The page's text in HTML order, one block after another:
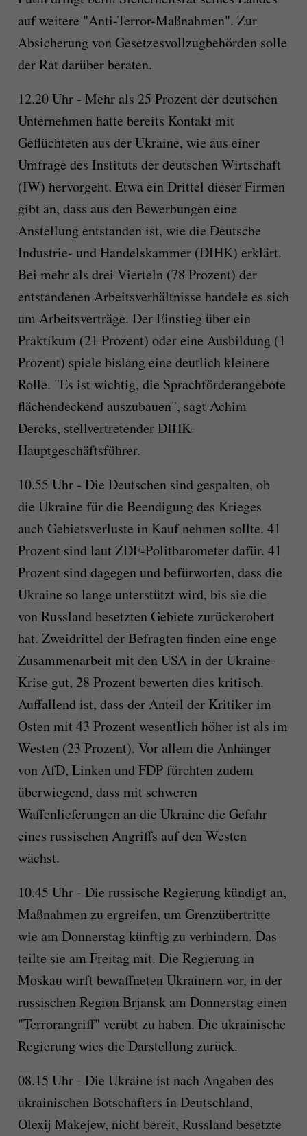
auf weitere "Anti-Terror-Maßnahmen". Zur
Absicherung von Gesetzesvollzugbehörden solle
der Rat darüber beraten.
12.20 Uhr - Mehr als 25 Prozent der deutschen
Unternehmen hatte bereits Kontakt mit
Geflüchteten aus der Ukraine, wie aus einer
Umfrage des Instituts der deutschen Wirtschaft
(IW) hervorgeht. Etwa ein Drittel dieser Firmen
gibt an, dass aus den Bewerbungen eine
Anstellung entstanden ist, wie die Deutsche
Industrie- und Handelskammer (DIHK) erklärt.
Bei mehr als drei Vierteln (78 Prozent) der
entstandenen Arbeitsverhältnisse handele es sich
um Arbeitsverträge. Der Einstieg über ein
Praktikum (21 Prozent) oder eine Ausbildung (1
Prozent) spiele bislang eine deutlich kleinere
Rolle. "Es ist wichtig, die Sprachförderangebote
flächendeckend auszubauen", sagt Achim
Dercks, stellvertretender DIHK-
Hauptgeschäftsführer.
10.55 Uhr - Die Deutschen sind gespalten, ob
die Ukraine für die Beendigung des Krieges
auch Gebietsverluste in Kauf nehmen sollte. 41
Prozent sind laut ZDF-Politbarometer dafür. 41
Prozent sind dagegen und befürworten, dass die
Ukraine so lange unterstützt wird, bis sie die
von Russland besetzten Gebiete zurückerobert
hat. Zweidrittel der Befragten finden eine enge
Zusammenarbeit mit den USA in der Ukraine-
Krise gut, 28 Prozent bewerten dies kritisch.
Auffallend ist, dass der Anteil der Kritiker im
Osten mit 43 Prozent wesentlich höher ist als im
Westen (23 Prozent). Vor allem die Anhänger
von AfD, Linken und FDP fürchten zudem
überwiegend, dass mit schweren
Waffenlieferungen an die Ukraine die Gefahr
eines russischen Angriffs auf den Westen
wächst.
10.45 Uhr - Die russische Regierung kündigt an,
Maßnahmen zu ergreifen, um Grenzübertritte
wie am Donnerstag künftig zu verhindern. Das
teilte sie am Freitag mit. Die Regierung in
Moskau wirft bewaffneten Ukrainern vor, in der
russischen Region Brjansk am Donnerstag einen
"Terrorangriff" verübt zu haben. Die ukrainische
Regierung wies die Darstellung zurück.
08.15 Uhr - Die Ukraine ist nach Angaben des
ukrainischen Botschafters in Deutschland,
Olexij Makejew, nicht bereit, Russland besetzte